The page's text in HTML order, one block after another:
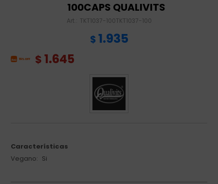
100CAPS QUALIVITS
TKT1037-100TKT1037-100
$ 1.935
$ 1.645
Características
Vegano
Si